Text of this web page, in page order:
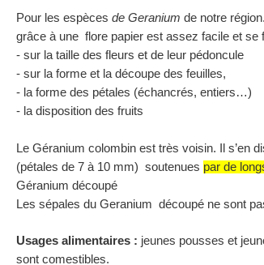
Pour les espèces de Geranium de notre
grâce à une flore papier est assez facile et se
- sur la taille des fleurs et de leur pédoncule
- sur la forme et la découpe des feuilles,
- la forme des pétales (échancrés, entiers…)
- la disposition des fruits
Le Géranium colombin est très voisin. Il s’en
(pétales de 7 à 10 mm) soutenues par de
Géranium découpé
Les sépales du Geranium découpé ne sont
Usages alimentaires : jeunes pousses et
sont comestibles.